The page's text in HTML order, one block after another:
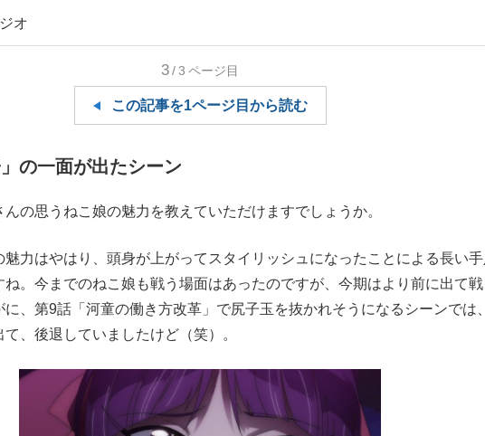
るのが悲しい」『北の国から』倉本聰氏（91...
もっと見る
オ
3/3 ページ目
この記事を1ページ目から読む
の一面が出たシーン
の思うねこ娘の魅力を教えていただけますでしょうか。
魅力はやはり、頭身が上がってスタイリッシュになったことによる長い
。今までのねこ娘も戦う場面はあったのですが、今期はより前に出て戦
に、第9話「河童の働き方改革」で尻子玉を抜かれそうになるシーンでは
、後退していましたけど（笑）。